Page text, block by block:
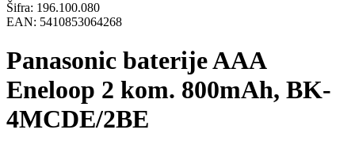
Šifra: 196.100.080
EAN: 5410853064268
Panasonic baterije AAA
Eneloop 2 kom. 800mAh, BK-
4MCDE/2BE